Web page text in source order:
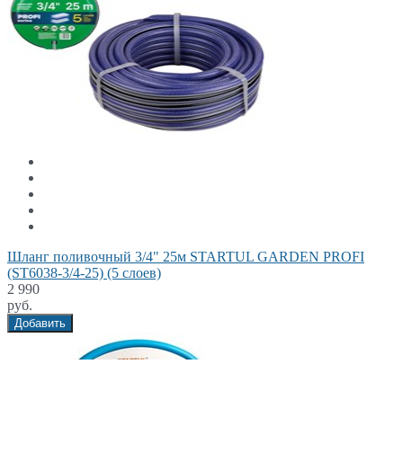
Шланг поливочный 3/4" 25м STARTUL GARDEN PROFI
(ST6038-3/4-25) (5 слоев)
2 990
руб.
Добавить